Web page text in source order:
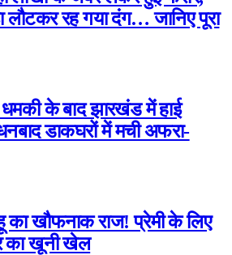
लौटकर रह गया दंग… जानिए पूरा
धमकी के बाद झारखंड में हाई
डाकघरों में मची अफरा-
का खौफनाक राज! प्रेमी के लिए
का खूनी खेल